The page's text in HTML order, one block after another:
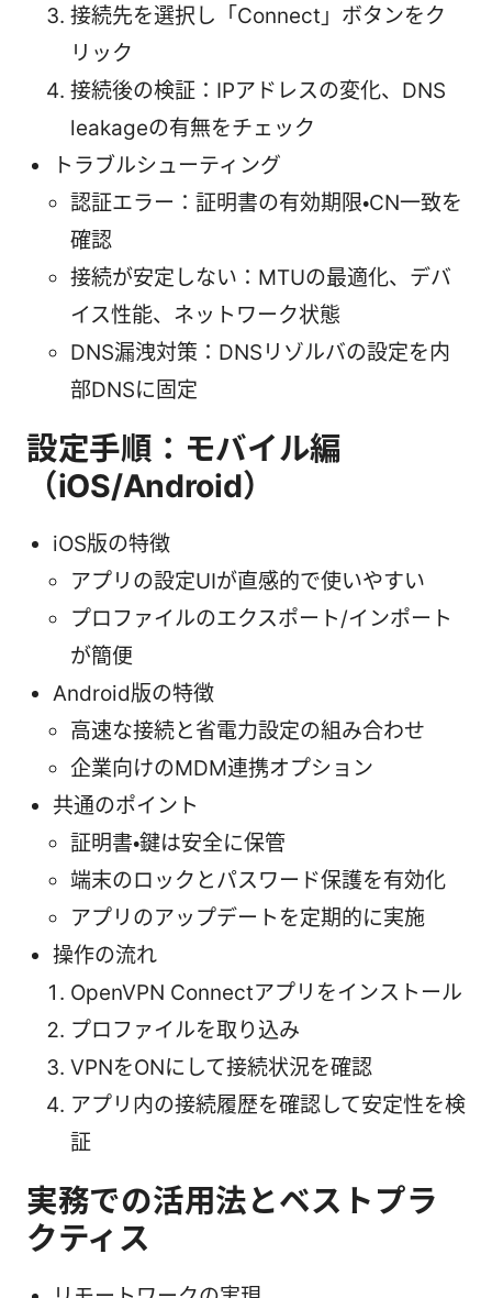
接続先を選択し「Connect」ボタンをク
リック
接続後の検証：IPアドレスの変化、DNS
leakageの有無をチェック
トラブルシューティング
認証エラー：証明書の有効期限・CN一致を
確認
接続が安定しない：MTUの最適化、デバ
イス性能、ネットワーク状態
DNS漏洩対策：DNSリゾルバの設定を内
部DNSに固定
設定手順：モバイル編
（iOS/Android）
iOS版の特徴
アプリの設定UIが直感的で使いやすい
プロファイルのエクスポート/インポート
が簡便
Android版の特徴
高速な接続と省電力設定の組み合わせ
企業向けのMDM連携オプション
共通のポイント
証明書・鍵は安全に保管
端末のロックとパスワード保護を有効化
アプリのアップデートを定期的に実施
操作の流れ
OpenVPN Connectアプリをインストール
プロファイルを取り込み
VPNをONにして接続状況を確認
アプリ内の接続履歴を確認して安定性を検
証
実務での活用法とベストプラ
クティス